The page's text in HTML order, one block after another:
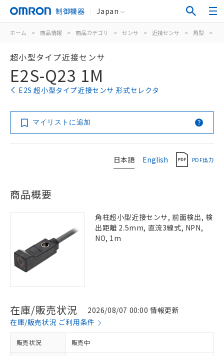
制御機器 Japan
ホーム > 商品情報 > 商品カテゴリ > センサ > 近接センサ > 角型 >
超小型タイプ近接センサ
E2S-Q23 1M
E2S 超小型タイプ近接センサ 形式セレクタ
マイリストに追加
日本語 English PDF出力
商品概要
角柱超小型近接センサ, 前面検出, 検
出距離 2.5mm, 直流3線式, NPN,
NO, 1m
在庫/販売状況
2026/08/07 00:00 情報更新
在庫/販売状況 ご利用条件
販売状況 販売中